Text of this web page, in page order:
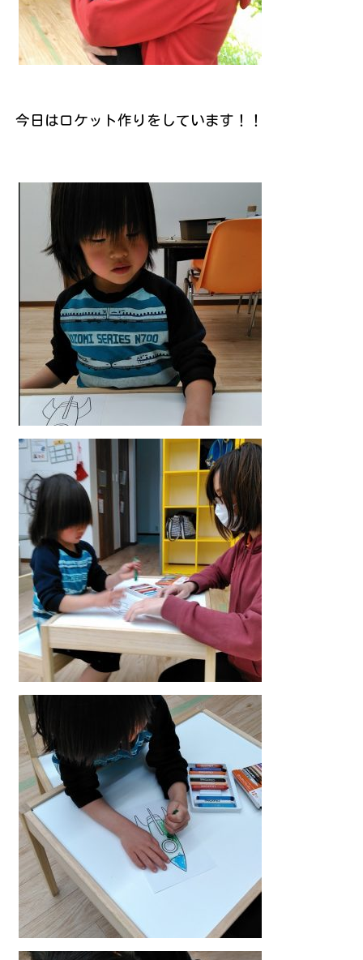
今日はロケット作りをしています！！